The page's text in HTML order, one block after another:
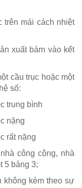
mái cách nhiệt
xuất bám vào kết
cầu trục hoặc một
số:
trung bình
nặng
rất nặng
công cộng, nhà
5 bảng 3;
không kèm theo sự